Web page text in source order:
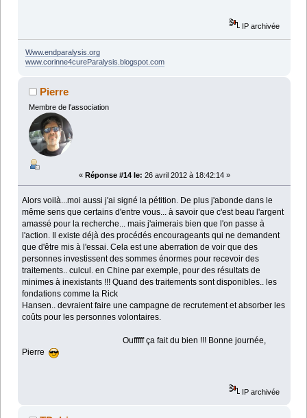
IP archivée
Www.endparalysis.org
www.corinne4cureParalysis.blogspot.com
Pierre
Membre de l'association
« Réponse #14 le: 26 avril 2012 à 18:42:14 »
Alors voilà...moi aussi j'ai signé la pétition. De plus j'abonde dans le
même sens que certains d'entre vous... à savoir que c'est beau l'argent
amassé pour la recherche... mais j'aimerais bien que l'on passe à
l'action. Il existe déjà des procédés encourageants qui ne demandent
que d'être mis à l'essai. Cela est une aberration de voir que des
personnes investissent des sommes énormes pour recevoir des
traitements.. culcul. en Chine par exemple, pour des résultats de
minimes à inexistants !!! Quand des traitements sont disponibles.. les
fondations comme la Rick
Hansen.. devraient faire une campagne de recrutement et absorber les
coûts pour les personnes volontaires.
Oufffff ça fait du bien !!! Bonne journée,
Pierre
IP archivée